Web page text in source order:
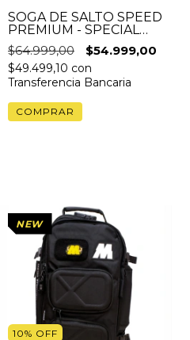
SOGA DE SALTO SPEED
PREMIUM - SPECIAL
EDITION NORTHFIT
$64.999,00 $54.999,00
$49.499,10 con
Transferencia Bancaria
10% OFF
NEW